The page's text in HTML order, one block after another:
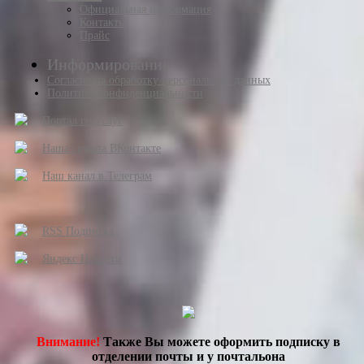
Официальная информация
Контакты
Прайс
Информирование
Согласие на обработку персональных данных
Политика конфиденциальности
Портал госуслуг
Наша группа ВКонтакте
Наш канал в Телеграм
RSS Подписка
Яндекс Новости
Внимание! Также Вы можете оформить подписку в
отделении почты и у почтальона